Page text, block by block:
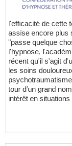
l'efficacité de cette
assise encore plus
"passe quelque
l'hypnose,
récent qu'il s'agit
les soins
tour d’un grand
intérêt en